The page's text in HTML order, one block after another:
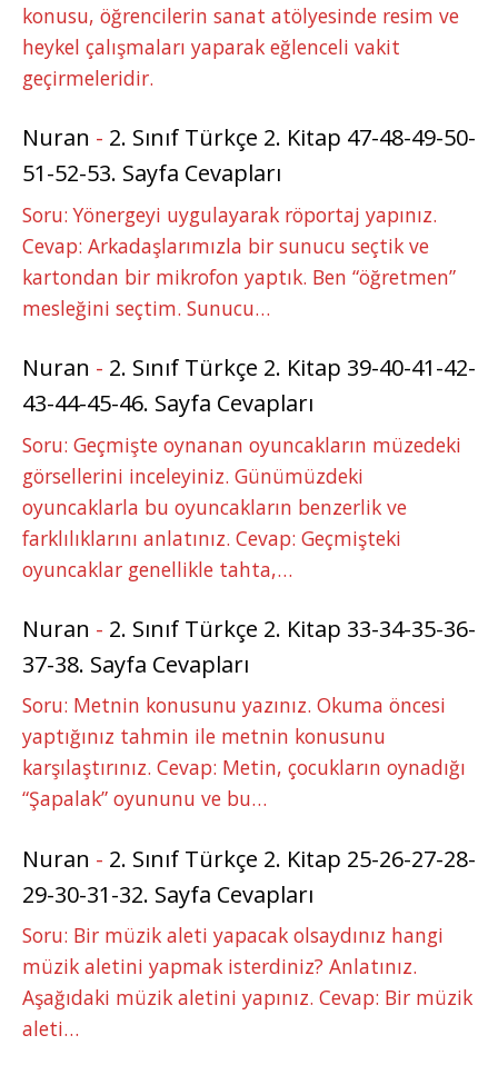
konusu, öğrencilerin sanat atölyesinde resim ve
heykel çalışmaları yaparak eğlenceli vakit
geçirmeleridir.
Nuran - 2. Sınıf Türkçe 2. Kitap 47-48-49-50-
51-52-53. Sayfa Cevapları
Soru: Yönergeyi uygulayarak röportaj yapınız.
Cevap: Arkadaşlarımızla bir sunucu seçtik ve
kartondan bir mikrofon yaptık. Ben “öğretmen”
mesleğini seçtim. Sunucu…
Nuran - 2. Sınıf Türkçe 2. Kitap 39-40-41-42-
43-44-45-46. Sayfa Cevapları
Soru: Geçmişte oynanan oyuncakların müzedeki
görsellerini inceleyiniz. Günümüzdeki
oyuncaklarla bu oyuncakların benzerlik ve
farklılıklarını anlatınız. Cevap: Geçmişteki
oyuncaklar genellikle tahta,…
Nuran - 2. Sınıf Türkçe 2. Kitap 33-34-35-36-
37-38. Sayfa Cevapları
Soru: Metnin konusunu yazınız. Okuma öncesi
yaptığınız tahmin ile metnin konusunu
karşılaştırınız. Cevap: Metin, çocukların oynadığı
“Şapalak” oyununu ve bu…
Nuran - 2. Sınıf Türkçe 2. Kitap 25-26-27-28-
29-30-31-32. Sayfa Cevapları
Soru: Bir müzik aleti yapacak olsaydınız hangi
müzik aletini yapmak isterdiniz? Anlatınız.
Aşağıdaki müzik aletini yapınız. Cevap: Bir müzik
aleti…